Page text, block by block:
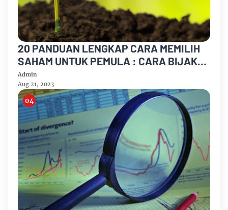
20 PANDUAN LENGKAP CARA MEMILIH
SAHAM UNTUK PEMULA : CARA BIJAK
RAIH INVESTASI YANG
MENGUNTUNGKAN!
Admin
Aug 21, 2023